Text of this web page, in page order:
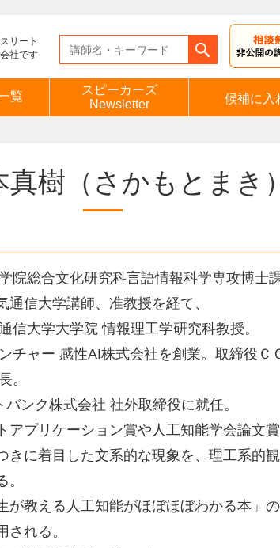
リート
社です
覧
スピーカーズ
Newsletter
候補に入
真樹 （さかもとまき）
院総合文化研究科言語情報科学専攻博士
通信大学講師、准教授を経て、
信大学大学院 情報理工学研究科教授。
チャー 感性AI株式会社を創業。取締役Ｃ
。
ンク株式会社 社外取締役に就任。
アプリケーション賞や人工知能学会論文賞
きに着目した文系的な現象を、理工系的観
が教える人工知能がほぼほぼわかる本」
される。